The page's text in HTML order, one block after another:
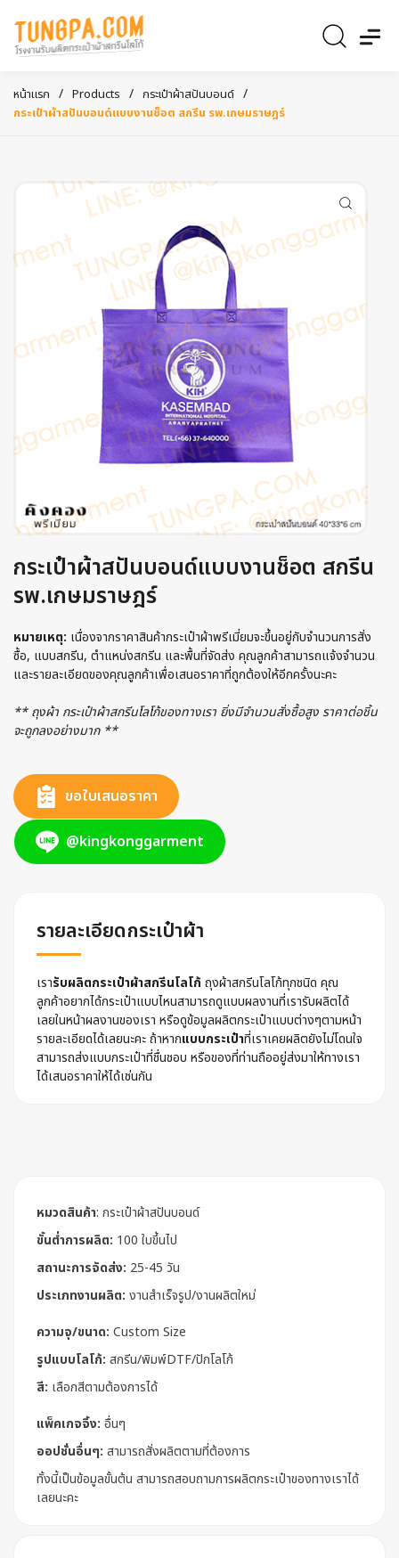
หน้าแรก / Products / กระเป๋าผ้าสปันบอนด์ /
กระเป๋าผ้าสปันบอนด์แบบงานช็อต สกรีน รพ.เกษมราษฎร์
กระเป๋าผ้าสปันบอนด์แบบงานช็อต สกรีน
รพ.เกษมราษฎร์
หมายเหตุ: เนื่องจากราคาสินค้ากระเป๋าผ้าพรีเมี่ยมจะขึ้นอยู่กับจำนวนการสั่ง
ซื้อ, แบบสกรีน, ตำแหน่งสกรีน และพื้นที่จัดส่ง คุณลูกค้าสามารถแจ้งจำนวน
และรายละเอียดของคุณลูกค้าเพื่อเสนอราคาที่ถูกต้องให้อีกครั้งนะคะ
** ถุงผ้า กระเป๋าผ้าสกรีนโลโก้ของทางเรา ยิ่งมีจำนวนสั่งซื้อสูง ราคาต่อชิ้น
จะถูกลงอย่างมาก **
ขอใบเสนอราคา
@kingkonggarment
รายละเอียดกระเป๋าผ้า
เรารับผลิตกระเป๋าผ้าสกรีนโลโก้ ถุงผ้าสกรีนโลโก้ทุกชนิด คุณ
ลูกค้าอยากได้กระเป๋าแบบไหนสามารถดูแบบผลงานที่เรารับผลิตได้
เลยในหน้าผลงานของเรา หรือดูข้อมูลผลิตกระเป๋าแบบต่างๆตามหน้า
รายละเอียดได้เลยนะคะ ถ้าหากแบบกระเป๋าที่เราเคยผลิตยังไม่โดนใจ
สามารถส่งแบบกระเป๋าที่ชื่นชอบ หรือของที่ท่านถืออยู่ส่งมาให้ทางเรา
ได้เสนอราคาให้ได้เช่นกัน
หมวดสินค้า: กระเป๋าผ้าสปันบอนด์
ขั้นต่ำการผลิต: 100 ใบขึ้นไป
สถานะการจัดส่ง: 25-45 วัน
ประเภทงานผลิต: งานสำเร็จรูป/งานผลิตใหม่
ความจุ/ขนาด: Custom Size
รูปแบบโลโก้: สกรีน/พิมพ์DTF/ปักโลโก้
สี: เลือกสีตามต้องการได้
แพ็คเกจจิ้ง: อื่นๆ
ออปชั่นอื่นๆ: สามารถสั่งผลิตตามที่ต้องการ
ทั้งนี้เป็นข้อมูลขั้นต้น สามารถสอบถามการผลิตกระเป๋าของทางเราได้
เลยนะคะ